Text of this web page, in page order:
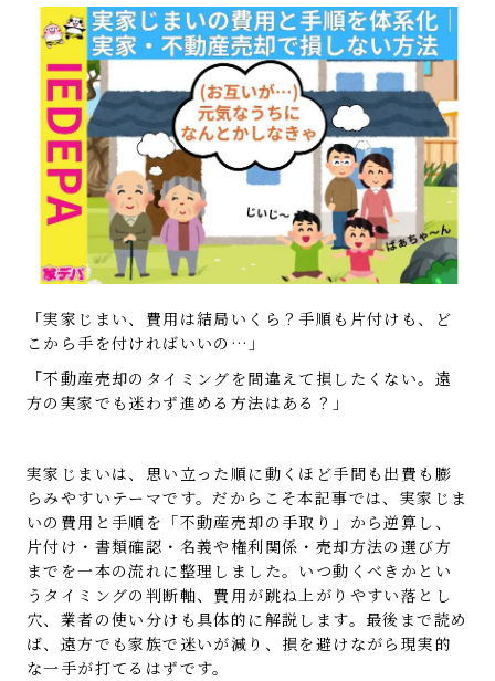
「実家じまい、費用は結局いくら？手順も片付けも、ど
こから手を付ければいいの…」
「不動産売却のタイミングを間違えて損したくない。遠
方の実家でも迷わず進める方法はある？」
実家じまいは、思い立った順に動くほど手間も出費も膨
らみやすいテーマです。だからこそ本記事では、実家じま
いの費用と手順を「不動産売却の手取り」から逆算し、
片付け・書類確認・名義や権利関係・売却方法の選び方
までを一本の流れに整理しました。いつ動くべきかとい
うタイミングの判断軸、費用が跳ね上がりやすい落とし
穴、業者の使い分けも具体的に解説します。最後まで読め
ば、遠方でも家族で迷いが減り、損を避けながら現実的
な一手が打てるはずです。